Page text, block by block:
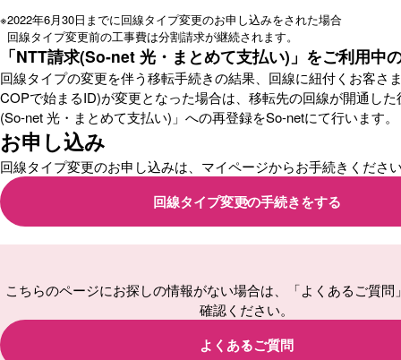
※2022年6月30日までに回線タイプ変更のお申し込みをされた場合
回線タイプ変更前の工事費は分割請求が継続されます。
「NTT請求(So-net 光・まとめて支払い)」をご利用中
回線タイプの変更を伴う移転手続きの結果、回線に紐付くお客さ
COPで始まるID)が変更となった場合は、移転先の回線が開通し
(So-net 光・まとめて支払い)」への再登録をSo-netにて行います。
お申し込み
回線タイプ変更のお申し込みは、マイページからお手続きくださ
回線タイプ変更の手続きをする
こちらのページにお探しの情報がない場合は、「よくあるご質問
確認ください。
よくあるご質問